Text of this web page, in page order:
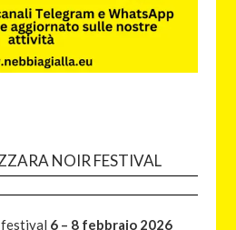
NOIR FESTIVAL
festival 6 – 8 febbraio 2026